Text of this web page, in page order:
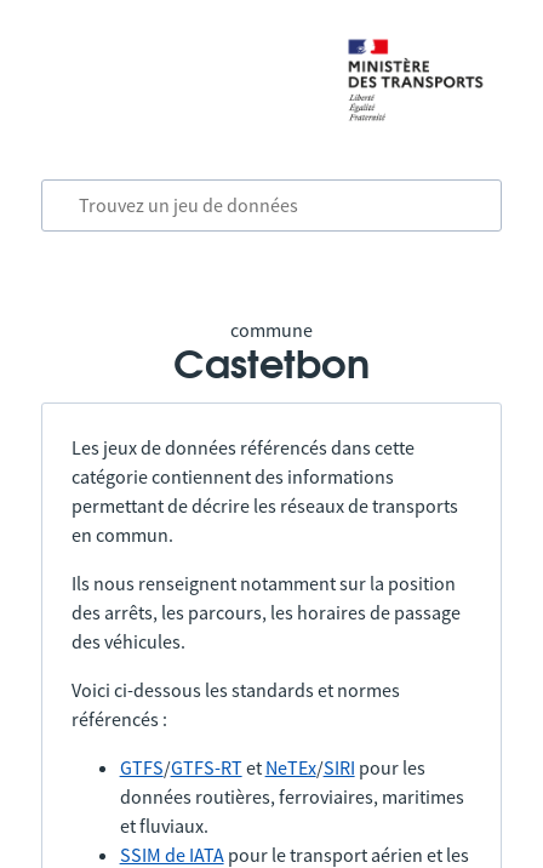
commune
Castetbon
Les jeux de données référencés dans cette
catégorie contiennent des informations
permettant de décrire les réseaux de transports
en commun.
Ils nous renseignent notamment sur la position
des arrêts, les parcours, les horaires de passage
des véhicules.
Voici ci-dessous les standards et normes
référencés :
GTFS/GTFS-RTet NeTEx/SIRI pour les
données routières, ferroviaires, maritimes
et fluviaux.
SSIM de IATApour le transport aérien et les